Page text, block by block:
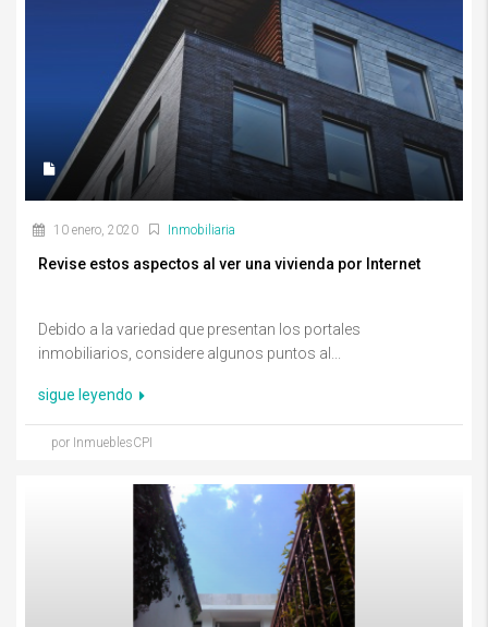
10 enero, 2020 Inmobiliaria
Revise estos aspectos al ver una vivienda por Internet
Debido a la variedad que presentan los portales
inmobiliarios, considere algunos puntos al...
sigue leyendo
por InmueblesCPI